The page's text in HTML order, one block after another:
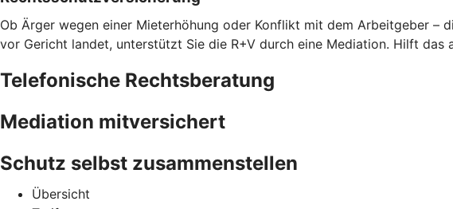
Ob Ärger wegen einer Mieterhöhung oder Konflikt mit dem Arbeitgeber –
vor Gericht landet, unterstützt Sie die R+V durch eine Mediation. Hilft
Telefonische Rechtsberatung
Mediation mitversichert
Schutz selbst zusammenstellen
Übersicht